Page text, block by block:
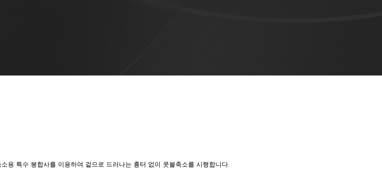
용 특수 봉합사를 이용하여 겉으로 드러나는 흉터 없이 콧볼축소를 시행합니다.​​